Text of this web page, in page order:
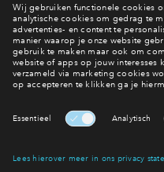
Meld je nu aan
Wonen in Reeve
Interesse?
Hiermee blijf je op de